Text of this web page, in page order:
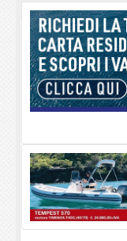
“Un paese, una
Tutto esaurito a
A Sciambere - La